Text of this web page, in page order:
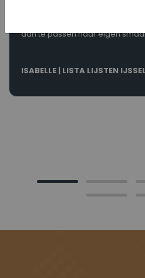
Lijsteren is een makkelijk te
aan te passen naar eigen
ISABELLE | LISTA LIJSTEN